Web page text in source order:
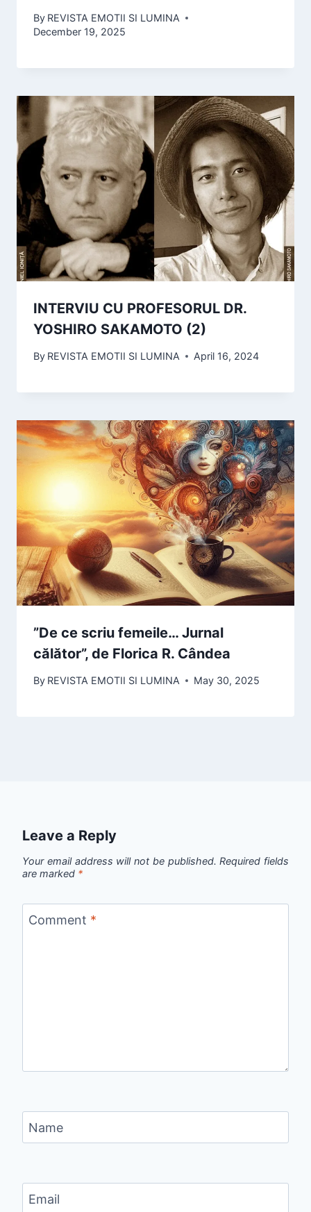
By REVISTA EMOTII SI LUMINA
December 19, 2025
INTERVIU CU PROFESORUL DR.
YOSHIRO SAKAMOTO (2)
By REVISTA EMOTII SI LUMINA April 16, 2024
”De ce scriu femeile… Jurnal
călător”, de Florica R. Cândea
By REVISTA EMOTII SI LUMINA May 30, 2025
Leave a Reply
Your email address will not be published. Required fields
are marked *
Comment *
Name
Email